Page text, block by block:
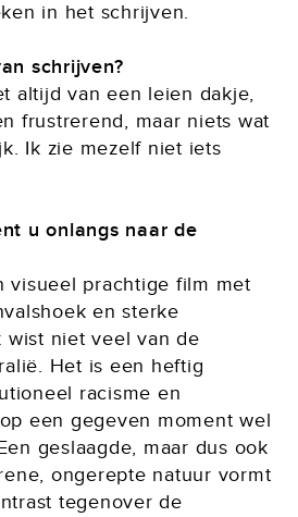
in het schrijven.
schrijven?
altijd van een leien dakje,
frustrerend, maar niets wat
Ik zie mezelf niet iets
u onlangs naar de
visueel prachtige film met
en sterke
wist niet veel van de
Het is een heftig
racisme en
een gegeven moment wel
geslaagde, maar dus ook
ongerepte natuur vormt
tegenover de